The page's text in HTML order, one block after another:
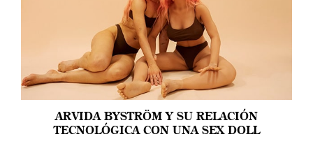
ARVIDA BYSTRÖM Y SU RELACIÓN
TECNOLÓGICA CON UNA SEX DOLL